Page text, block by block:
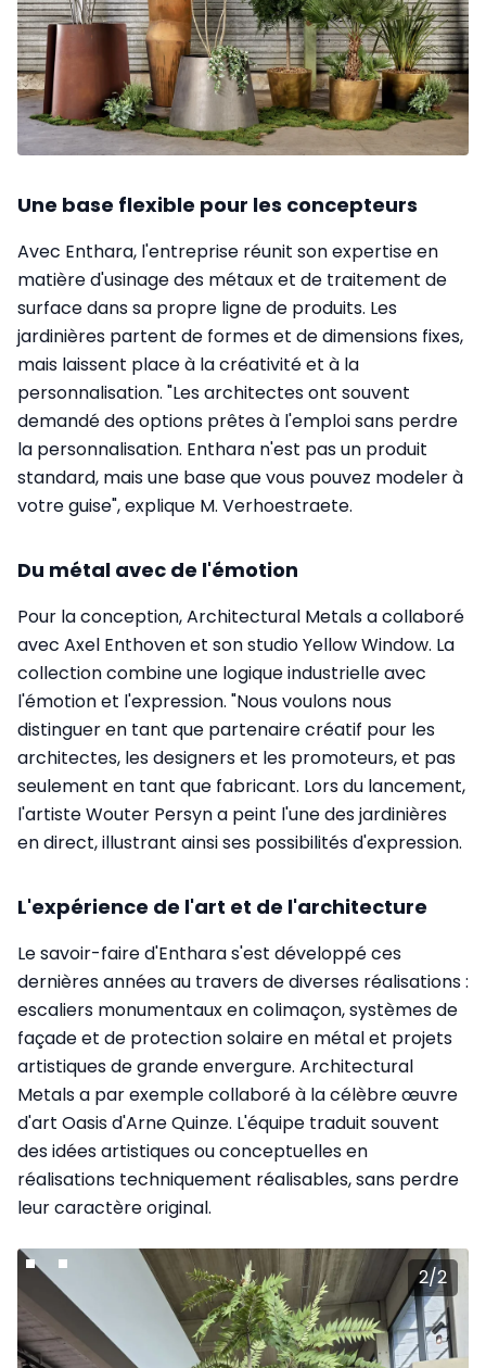
Une base flexible pour les concepteurs
Avec Enthara, l'entreprise réunit son expertise en
matière d'usinage des métaux et de traitement de
surface dans sa propre ligne de produits. Les
jardinières partent de formes et de dimensions fixes,
mais laissent place à la créativité et à la
personnalisation. "Les architectes ont souvent
demandé des options prêtes à l'emploi sans perdre
la personnalisation. Enthara n'est pas un produit
standard, mais une base que vous pouvez modeler à
votre guise", explique M. Verhoestraete.
Du métal avec de l'émotion
Pour la conception, Architectural Metals a collaboré
avec Axel Enthoven et son studio Yellow Window. La
collection combine une logique industrielle avec
l'émotion et l'expression. "Nous voulons nous
distinguer en tant que partenaire créatif pour les
architectes, les designers et les promoteurs, et pas
seulement en tant que fabricant. Lors du lancement,
l'artiste Wouter Persyn a peint l'une des jardinières
en direct, illustrant ainsi ses possibilités d'expression.
L'expérience de l'art et de l'architecture
Le savoir-faire d'Enthara s'est développé ces
dernières années au travers de diverses réalisations :
escaliers monumentaux en colimaçon, systèmes de
façade et de protection solaire en métal et projets
artistiques de grande envergure. Architectural
Metals a par exemple collaboré à la célèbre œuvre
d'art Oasis d'Arne Quinze. L'équipe traduit souvent
des idées artistiques ou conceptuelles en
réalisations techniquement réalisables, sans perdre
leur caractère original.
2/2